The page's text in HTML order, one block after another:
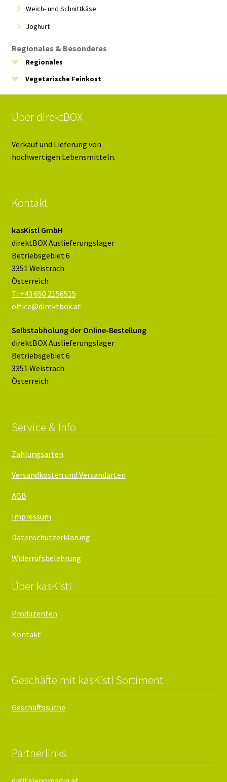
Weich- und Schnittkäse
Joghurt
Regionales & Besonderes
Regionales
Vegetarische Feinkost
Über direktBOX
Verkauf und Lieferung von
hochwertigen Lebensmitteln.
Kontakt
kasKistl GmbH
direktBOX Auslieferungslager
Betriebsgebiet 6
3351 Weistrach
Österreich
T: +43 650 2156515
office@direktbox.at
Selbstabholung der Online-Bestellung
direktBOX Auslieferungslager
Betriebsgebiet 6
3351 Weistrach
Österreich
Service & Info
Zahlungsarten
Versandkosten und Versandarten
AGB
Impressum
Datenschutzerklärung
Widerrufsbelehrung
Über kasKistl
Produzenten
Kontakt
Geschäfte mit kasKistl Sortiment
Geschäftssuche
Partnerlinks